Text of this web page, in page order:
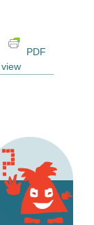
PDF
view